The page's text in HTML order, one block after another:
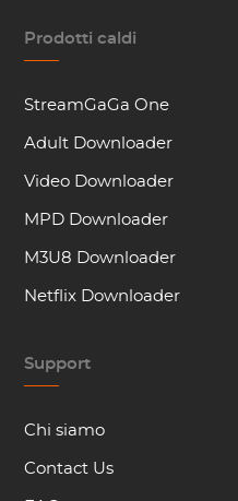
Prodotti caldi
StreamGaGa One
Adult Downloader
Video Downloader
MPD Downloader
M3U8 Downloader
Netflix Downloader
Support
Chi siamo
Contact Us